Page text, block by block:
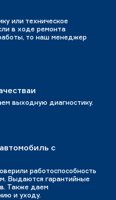
или техническое
в ходе ремонта
то наш менеджер
выходную диагностику.
с
работоспособность
Выдаются гарантийные
Также даем
и уходу.